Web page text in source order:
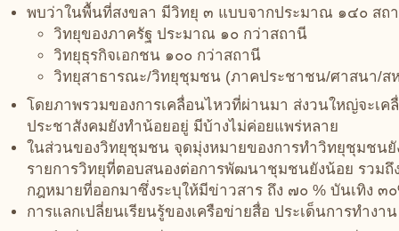
พบว่าในพื้นที่สงขลา มีวิทยุ ๓ แบบจากประมาณ ๑๔๐ สถ
วิทยุของภาครัฐ ประมาณ ๑๐ กว่าสถานี
วิทยุธุรกิจเอกชน ๑๐๐ กว่าสถานี
วิทยุสาธารณะ/วิทยุชุมชน (ภาคประชาชน/ศาสนา/ส
โดยภาพรวมของการเคลื่อนไหวที่ผ่านมา ส่งวนใหญ่จะ
ประชาสังคมยังทำน้อยอยู่ มีบ้างไม่ค่อยแพร่หลาย
ในส่วนของวิทยุชุมชน จุดมุ่งหมายของการทำวิทยุชุมชน
รายการวิทยุที่ตอบสนองต่อการพัฒนาชุมชนยังน้อย รวมถึ
กฎหมายที่ออกมาซึ่งระบุให้มีข่าวสาร ถึง ๗๐ % บันเทิง ๓
การแลกเปลี่ยนเรียนรู้ของเครือข่ายสื่อ ประเด็นการทำง